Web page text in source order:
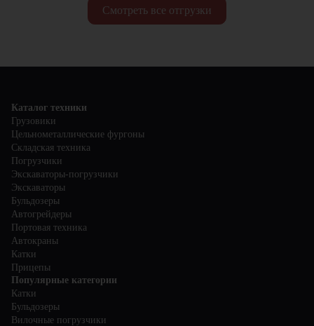
Смотреть все отгрузки
Каталог техники
Грузовики
Цельнометаллические фургоны
Складская техника
Погрузчики
Экскаваторы-погрузчики
Экскаваторы
Бульдозеры
Автогрейдеры
Портовая техника
Автокраны
Катки
Прицепы
Популярные категории
Катки
Бульдозеры
Вилочные погрузчики